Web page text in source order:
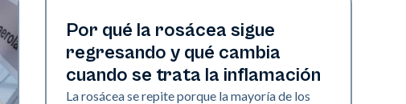
Salud de la piel
Por qué la rosácea sigue
regresando y qué cambia
cuando se trata la inflamación
La rosácea se repite porque la mayoría de los